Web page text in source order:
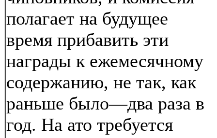
полагает на будущее
время прибавить эти
награды к ежемесячному
содержанию, не так, как
раньше было—два раза в
год. На ато требуется